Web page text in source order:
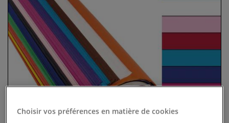
Choisir vos préférences en matière de cookies